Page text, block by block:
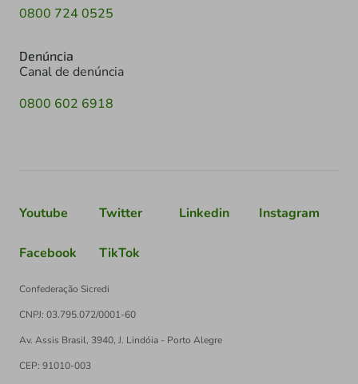
0800 724 0525
Denúncia
Canal de denúncia
0800 602 6918
Youtube Twitter Linkedin Instagram
Facebook TikTok
Confederação Sicredi
CNPJ: 03.795.072/0001-60
Av. Assis Brasil, 3940, J. Lindóia - Porto Alegre
CEP: 91010-003